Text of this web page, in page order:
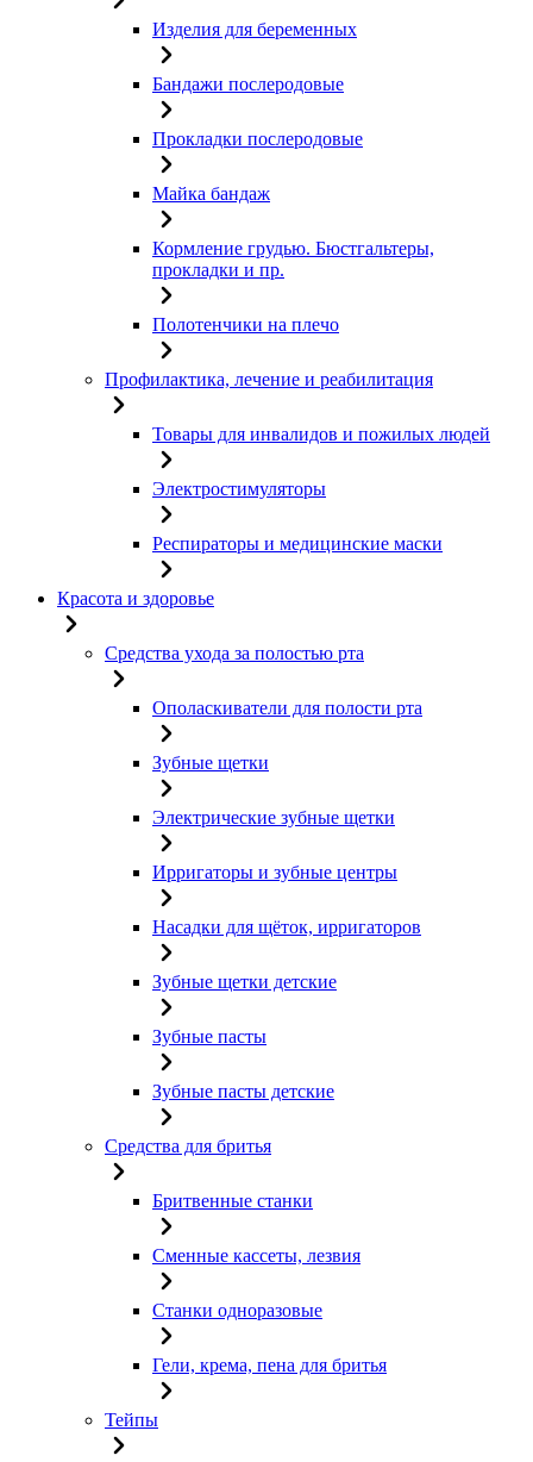
Изделия для беременных
Бандажи послеродовые
Прокладки послеродовые
Майка бандаж
Кормление грудью. Бюстгальтеры,
прокладки и пр.
Полотенчики на плечо
Профилактика, лечение и реабилитация
Товары для инвалидов и пожилых людей
Электростимуляторы
Респираторы и медицинские маски
Красота и здоровье
Средства ухода за полостью рта
Ополаскиватели для полости рта
Зубные щетки
Электрические зубные щетки
Ирригаторы и зубные центры
Насадки для щёток, ирригаторов
Зубные щетки детские
Зубные пасты
Зубные пасты детские
Средства для бритья
Бритвенные станки
Сменные кассеты, лезвия
Станки одноразовые
Гели, крема, пена для бритья
Тейпы